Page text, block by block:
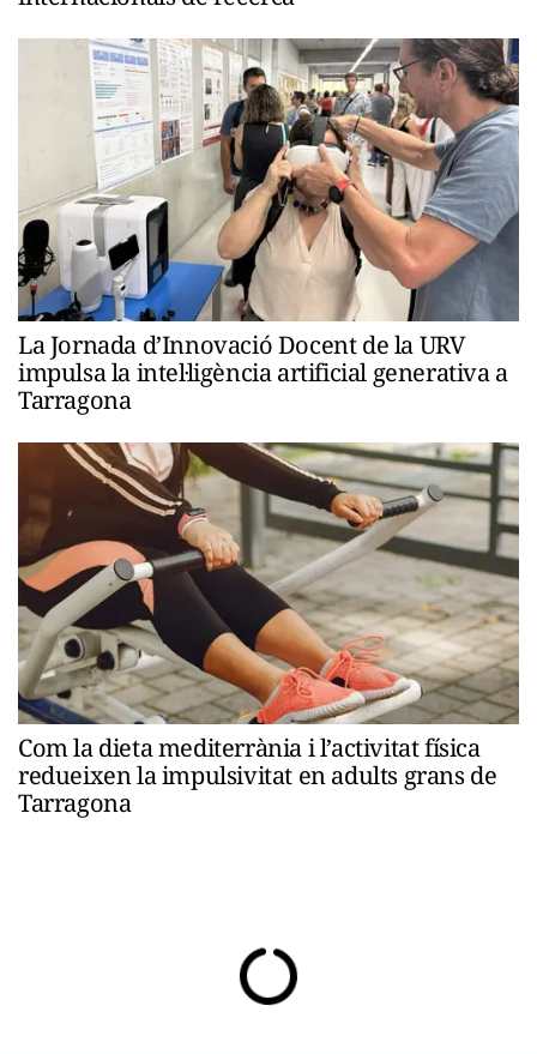
La Jornada d’Innovació Docent de la URV
impulsa la intel·ligència artificial generativa a
Tarragona
Com la dieta mediterrània i l’activitat física
redueixen la impulsivitat en adults grans de
Tarragona